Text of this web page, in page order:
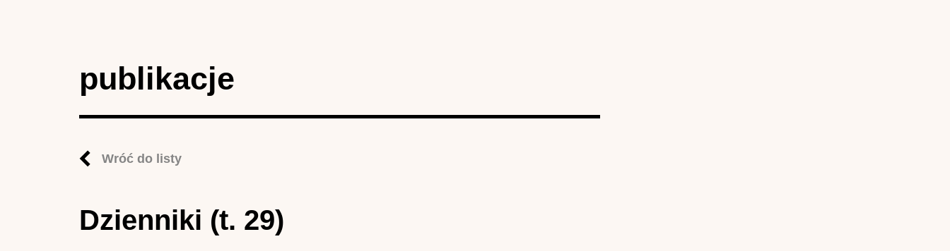
publikacje
Wróć do listy
Dzienniki (t. 29)